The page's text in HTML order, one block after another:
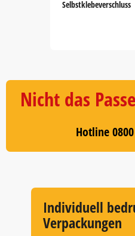
Selbstklebeverschluss
5
Nicht das
Hotline
Individuell
Verpackungen